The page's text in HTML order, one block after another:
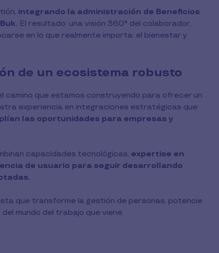
integrando la administración de Beneficios
El resultado: una visión 360° del colaborador,
en lo que realmente importa: el bienestar y
de un ecosistema robusto
camino que estamos construyendo para ofrecer un
experiencia en integraciones estratégicas que
las oportunidades para empresas y
capacidades tecnológicas, expertise en
de usuario para seguir desarrollando
que transforme la gestión de personas, potencie
mundo del trabajo que viene.